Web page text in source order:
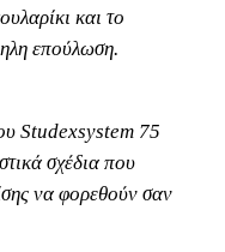
και το
επούλωση.
Studexsystem 75
σχέδια που
να φορεθούν σαν